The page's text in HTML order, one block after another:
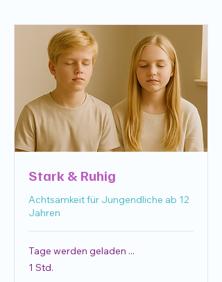
Stark & Ruhig
Achtsamkeit für Jungendliche ab 12
Jahren
Tage werden geladen ...
1 Std.